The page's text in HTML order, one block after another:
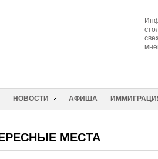
НОВОСТИ АФИША
МЕСТА